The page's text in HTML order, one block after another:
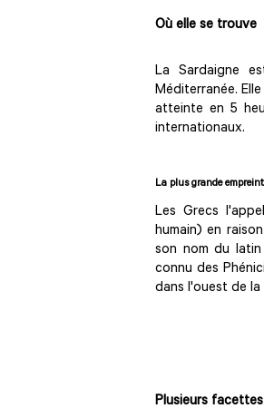
Où elle se trouve
La Sardaigne
Méditerranée.
atteinte en 5
internationaux.
La plus grande
Les Grecs
humain) en
son nom du latin
connu des
dans l'ouest de la
Plusieurs